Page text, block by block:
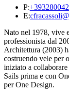
P:
E:
Nato nel 1978, vive
professionista dal
Architettura (2003)
costruendo vele per
iniziato a
Sails prima e con
per One Design.